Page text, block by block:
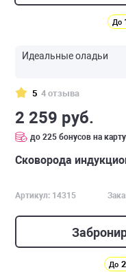
До
Идеальные оладьи
5 4 отзыва
2 259 руб.
до 225 бонусов на карту
Сковорода
Артикул: 14315
До